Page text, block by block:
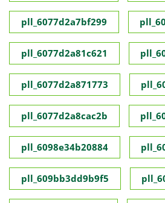
pll_6077d2a7bf299
pll_6077d2a81c621
pll_6077d2a871773
pll_6077d2a8cac2b
pll_6098e34b20884
pll_609bb3dd9b9f5